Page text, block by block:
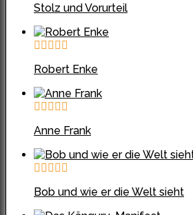
Stolz und Vorurteil
Robert Enke
Anne Frank
Bob und wie er die Welt sieht